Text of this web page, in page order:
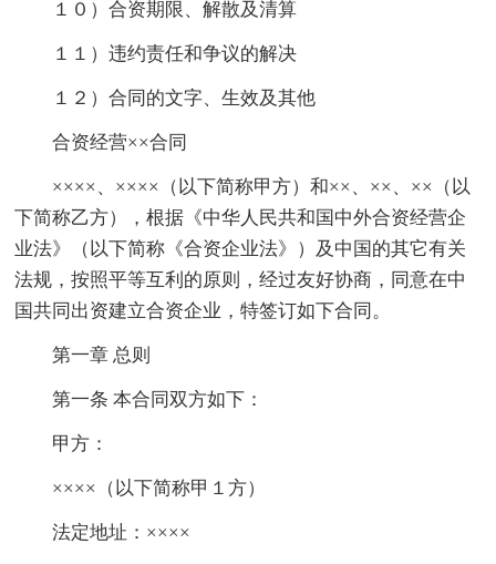
１０）合资期限、解散及清算
１１）违约责任和争议的解决
１２）合同的文字、生效及其他
合资经营××合同
××××、××××（以下简称甲方）和××、××、××（以
下简称乙方），根据《中华人民共和国中外合资经营企
业法》（以下简称《合资企业法》）及中国的其它有关
法规，按照平等互利的原则，经过友好协商，同意在中
国共同出资建立合资企业，特签订如下合同。
第一章 总则
第一条 本合同双方如下：
甲方：
××××（以下简称甲１方）
法定地址：××××